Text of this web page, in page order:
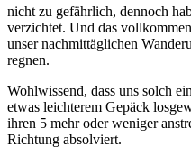
nicht zu gefährlich, dennoch
verzichtet. Und das
unser nachmittäglichen
regnen.
Wohlwissend, dass uns solch
etwas leichterem Gepäck
ihren 5 mehr oder weniger
Richtung absolviert.